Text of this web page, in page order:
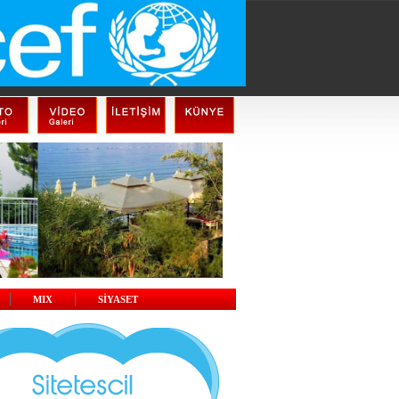
MIX SİYASET